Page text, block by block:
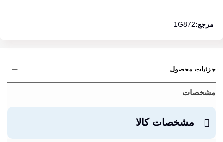
مرجع:1G872
جزئیات محصول
مشخصات
مشخصات کالا